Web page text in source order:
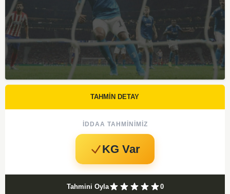
TAHMİN DETAY
İDDAA TAHMINIMIZ
KG Var
Tahmini Oyla 0